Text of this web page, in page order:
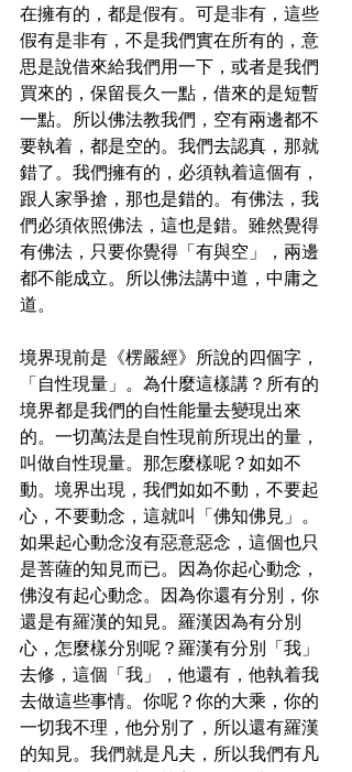
在擁有的，都是假有。可是非有，這些
假有是非有，不是我們實在所有的，意
思是說借來給我們用一下，或者是我們
買來的，保留長久一點，借來的是短暫
一點。所以佛法教我們，空有兩邊都不
要執着，都是空的。我們去認真，那就
錯了。我們擁有的，必須執着這個有，
跟人家爭搶，那也是錯的。有佛法，我
們必須依照佛法，這也是錯。雖然覺得
有佛法，只要你覺得「有與空」，兩邊
都不能成立。所以佛法講中道，中庸之
道。
境界現前是《楞嚴經》所說的四個字，
「自性現量」。為什麼這樣講？所有的
境界都是我們的自性能量去變現出來
的。一切萬法是自性現前所現出的量，
叫做自性現量。那怎麼樣呢？如如不
動。境界出現，我們如如不動，不要起
心，不要動念，這就叫「佛知佛見」。
如果起心動念沒有惡意惡念，這個也只
是菩薩的知見而已。因為你起心動念，
佛沒有起心動念。因為你還有分別，你
還是有羅漢的知見。羅漢因為有分別
心，怎麼樣分別呢？羅漢有分別「我」
去修，這個「我」，他還有，他執着我
去做這些事情。你呢？你的大乘，你的
一切我不理，他分別了，所以還有羅漢
的知見。我們就是凡夫，所以我們有凡